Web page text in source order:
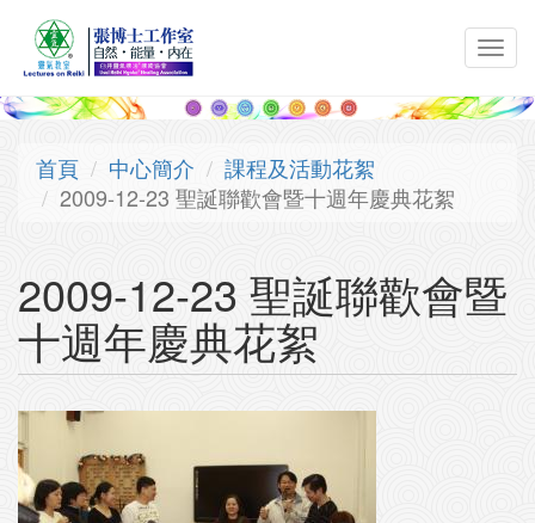
移至主內容
首頁 中心簡介
課程及活動花絮
2009-12-23 聖誕聯歡會暨十週年慶典花絮
2009-12-23 聖誕聯歡會暨
十週年慶典花絮